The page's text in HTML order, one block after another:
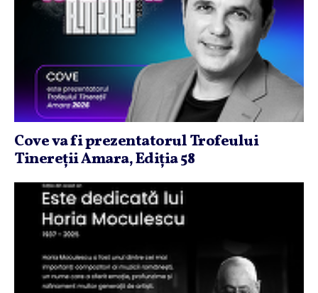
Cove va fi prezentatorul Trofeului
Tinereţii Amara, Ediţia 58